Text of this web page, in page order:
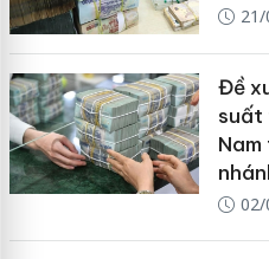
Đề
suất
02/